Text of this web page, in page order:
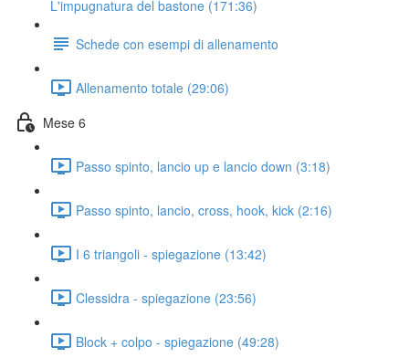
L'impugnatura del bastone (171:36)
Schede con esempi di allenamento
Allenamento totale (29:06)
Mese 6
Passo spinto, lancio up e lancio down (3:18)
Passo spinto, lancio, cross, hook, kick (2:16)
I 6 triangoli - spiegazione (13:42)
Clessidra - spiegazione (23:56)
Block + colpo - spiegazione (49:28)